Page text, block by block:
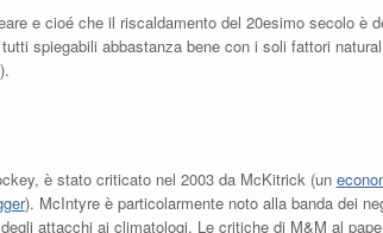
e cioé che il riscaldamento del 20esimo secolo è
spiegabili abbastanza bene con i soli fattori
è stato criticato nel 2003 da McKitrick (un
). McIntyre è particolarmente noto alla banda dei
attacchi ai climatologi. Le critiche di M&M al